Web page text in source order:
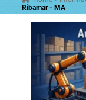
Ribamar - MA